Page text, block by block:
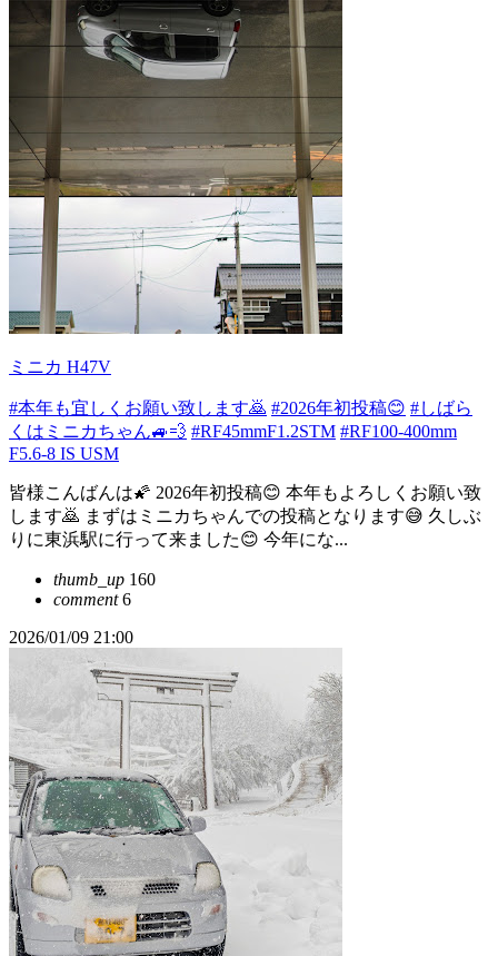
ミニカ H47V
#本年も宜しくお願い致します🙇 #2026年初投稿😊 #しばら
くはミニカちゃん🚙💨 #RF45mmF1.2STM #RF100-400mm
F5.6-8 IS USM
皆様こんばんは🌠 2026年初投稿😊 本年もよろしくお願い致
します🙇 まずはミニカちゃんでの投稿となります😅 久しぶ
りに東浜駅に行って来ました😊 今年にな...
thumb_up 160
comment6
2026/01/09 21:00